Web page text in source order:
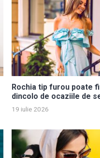
Rochia tip furou poate
dincolo de ocaziile de
19 iulie 2026